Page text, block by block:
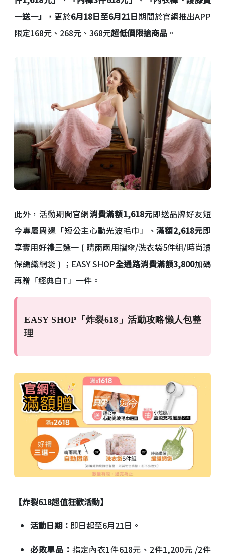
一送一」
，更於6月18日至6月21日期間於官網推出APP
限定168元、268元、368元超低價限搶商品 。
此外，活動期間官網消費滿額1,618元即送品牌好友短
今專屬周邊「短公主心動光波毛巾」、滿額2,618元即
享實用好禮三選一 ( 晴雨兩用摺傘/洗衣袋5件組/時尚環
保編織網袋 ) ；EASY SHOP全通路消費滿額3,800加碼
再贈「經典白T」一件。
EASY SHOP「炸裂618」活動攻略懶人包整
理
【炸裂618超值狂歡活動】
活動日期： 即日起至6月21日。
必敗單品： 指定內衣1件618元、2件1,200元 /2件